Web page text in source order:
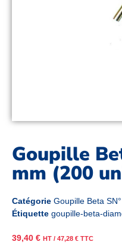
Goupille
mm (200
Catégorie Goupille Beta
Étiquette goupille-beta-
39,40 € HT / 47,28 € TTC